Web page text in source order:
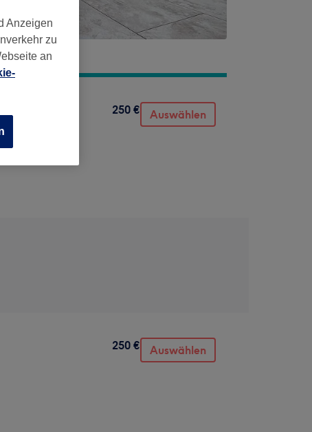
250 € Auswählen
250 € Auswählen
Anzeigen
zu
an